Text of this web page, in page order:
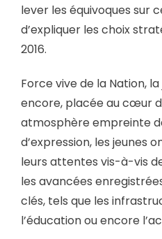
lever les équivoques sur
d’expliquer les choix
2016.
Force vive de la Nation,
encore, placée au cœur
atmosphère empreinte
d’expression, les jeunes
leurs attentes vis-à-vis
les avancées
clés, tels que les
l’éducation ou encore